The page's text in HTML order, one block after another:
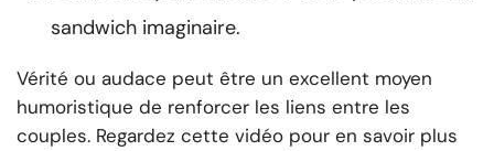
sandwich imaginaire.
Vérité ou audace peut être un excellent moyen
humoristique de renforcer les liens entre les
couples. Regardez cette vidéo pour en savoir plus